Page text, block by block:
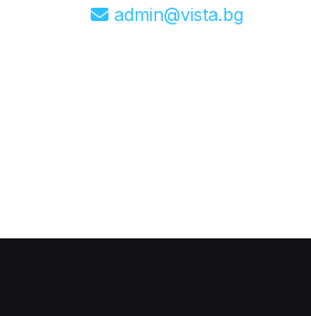
admin@vista.bg